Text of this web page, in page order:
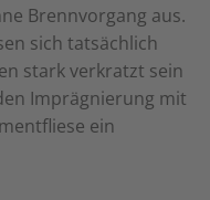
Brennvorgang aus.
sich tatsächlich
stark verkratzt sein
Imprägnierung mit
ein